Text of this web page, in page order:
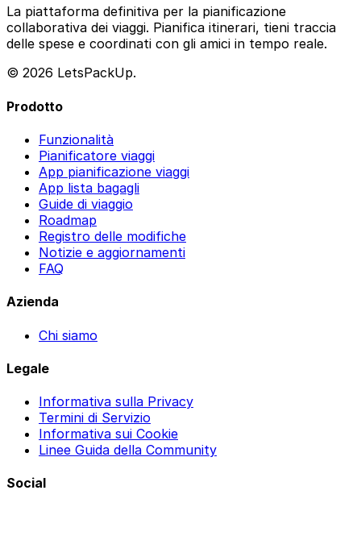
La piattaforma definitiva per la pianificazione
collaborativa dei viaggi. Pianifica itinerari, tieni traccia
delle spese e coordinati con gli amici in tempo reale.
© 2026 LetsPackUp.
Prodotto
Funzionalità
Pianificatore viaggi
App pianificazione viaggi
App lista bagagli
Guide di viaggio
Roadmap
Registro delle modifiche
Notizie e aggiornamenti
FAQ
Azienda
Chi siamo
Legale
Informativa sulla Privacy
Termini di Servizio
Informativa sui Cookie
Linee Guida della Community
Social